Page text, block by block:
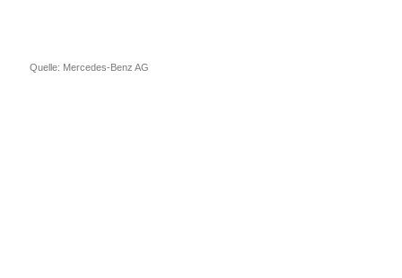
Quelle: Mercedes-Benz AG